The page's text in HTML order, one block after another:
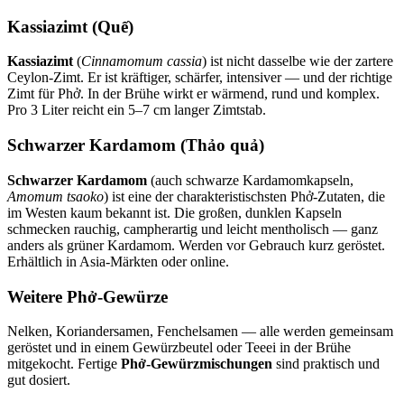
Kassiazimt (Quế)
Kassiazimt (Cinnamomum cassia) ist nicht dasselbe wie der zartere
Ceylon-Zimt. Er ist kräftiger, schärfer, intensiver — und der richtige
Zimt für Phở. In der Brühe wirkt er wärmend, rund und komplex.
Pro 3 Liter reicht ein 5–7 cm langer Zimtstab.
Schwarzer Kardamom (Thảo quả)
Schwarzer Kardamom (auch schwarze Kardamomkapseln,
Amomum tsaoko) ist eine der charakteristischsten Phở-Zutaten, die
im Westen kaum bekannt ist. Die großen, dunklen Kapseln
schmecken rauchig, campherartig und leicht mentholisch — ganz
anders als grüner Kardamom. Werden vor Gebrauch kurz geröstet.
Erhältlich in Asia-Märkten oder online.
Weitere Phở-Gewürze
Nelken, Koriandersamen, Fenchelsamen — alle werden gemeinsam
geröstet und in einem Gewürzbeutel oder Teeei in der Brühe
mitgekocht. Fertige Phở-Gewürzmischungen sind praktisch und
gut dosiert.